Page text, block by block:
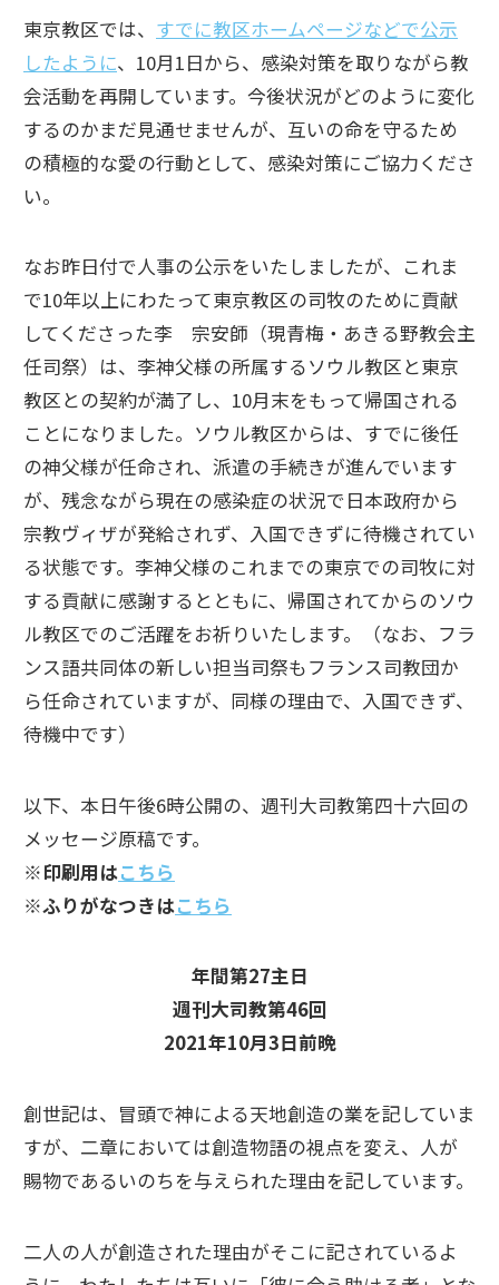
東京教区では、 すでに教区ホームページなどで公示
したように、10月1日から、感染対策を取りながら教
会活動を再開しています。今後状況がどのように変化
するのかまだ見通せませんが、互いの命を守るため
の積極的な愛の行動として、感染対策にご協力くださ
い。
なお昨日付で人事の公示をいたしましたが、これま
で10年以上にわたって東京教区の司牧のために貢献
してくださった李 宗安師（現青梅・あきる野教会主
任司祭）は、李神父様の所属するソウル教区と東京
教区との契約が満了し、10月末をもって帰国される
ことになりました。ソウル教区からは、すでに後任
の神父様が任命され、派遣の手続きが進んでいます
が、残念ながら現在の感染症の状況で日本政府から
宗教ヴィザが発給されず、入国できずに待機されてい
る状態です。李神父様のこれまでの東京での司牧に対
する貢献に感謝するとともに、帰国されてからのソウ
ル教区でのご活躍をお祈りいたします。（なお、フラ
ンス語共同体の新しい担当司祭もフランス司教団か
ら任命されていますが、同様の理由で、入国できず、
待機中です）
以下、本日午後6時公開の、週刊大司教第四十六回の
メッセージ原稿です。
※印刷用はこちら
※ふりがなつきはこちら
年間第27主日
週刊大司教第46回
2021年10月3日前晩
創世記は、冒頭で神による天地創造の業を記していま
すが、二章においては創造物語の視点を変え、人が
賜物であるいのちを与えられた理由を記しています。
二人の人が創造された理由がそこに記されているよ